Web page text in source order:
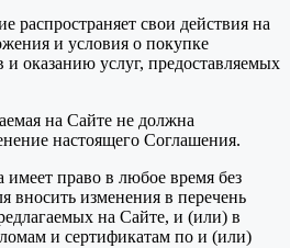
распространяет свои действия на
и условия о покупке
оказанию услуг, предоставляемых
на Сайте не должна
настоящего Соглашения.
право в любое время без
вносить изменения в перечень
на Сайте, и (или) в
и сертификатам по и (или)